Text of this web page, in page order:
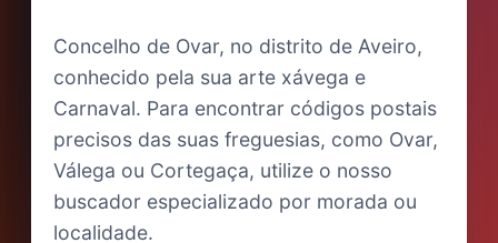
Concelho de Ovar, no distrito de Aveiro,
conhecido pela sua arte xávega e
Carnaval. Para encontrar códigos postais
precisos das suas freguesias, como Ovar,
Válega ou Cortegaça, utilize o nosso
buscador especializado por morada ou
localidade.